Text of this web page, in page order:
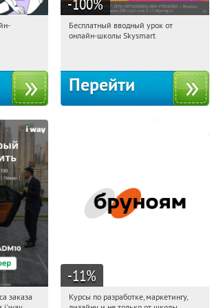
05:20:53
Получи первым!
Бесплатный вводный урок от
онлайн-школы Skysmart
Перейти
первым!
заказа
-11%
05:20:53
Получи первым!
Курсы по разработке, маркетингу,